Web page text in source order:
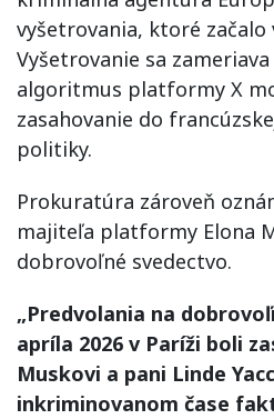
vyšetrovania, ktoré začalo
Vyšetrovanie sa
algoritmus platformy X
zasahovanie do
politiky.
Prokuratúra zároveň
majiteľa platformy Elona
dobrovoľné svedectvo.
„Predvolania na
apríla 2026 v Paríži boli
Muskovi a pani Linde
inkriminovanom čase